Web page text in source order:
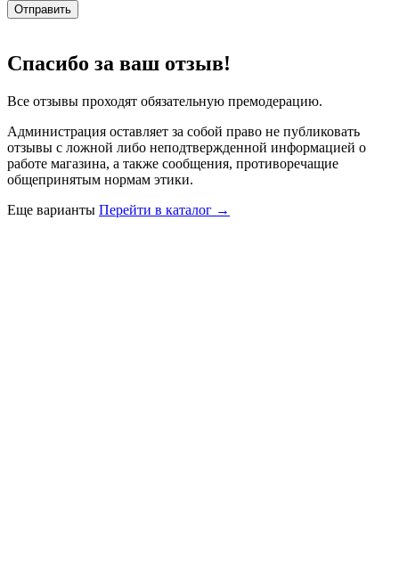
Отправить
Спасибо за ваш отзыв!
Все отзывы проходят обязательную премодерацию.
Администрация оставляет за собой право не публиковать
отзывы с ложной либо неподтвержденной информацией о
работе магазина, а также сообщения, противоречащие
общепринятым нормам этики.
Еще варианты Перейти в каталог →